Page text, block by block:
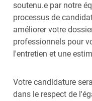
soutenu.e par notre
processus de
améliorer votre
professionnels pour
l'entretien et une
Votre candidature
dans le respect de